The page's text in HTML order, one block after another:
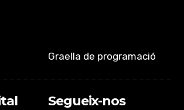
Graella de programació
Segueix-nos